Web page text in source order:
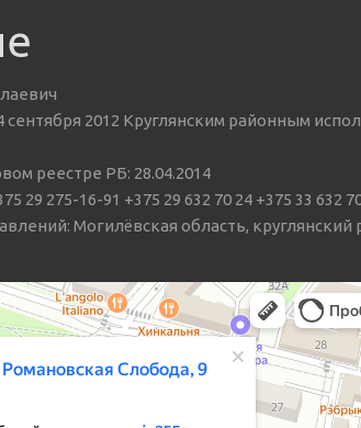
2012 Круглянским районным
реестре РБ: 28.04.2014
29 275-16-91 +375 29 632 70 24 +375 33 632
Могилёвская область, круглянский
Яндекс Карты